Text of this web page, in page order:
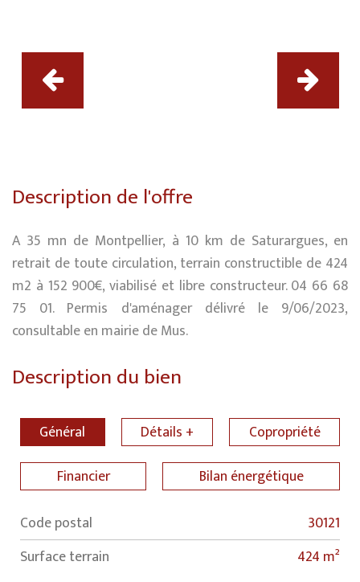
Description de l'offre
A 35 mn de Montpellier, à 10 km de Saturargues, en
retrait de toute circulation, terrain constructible de 424
m2 à 152 900€, viabilisé et libre constructeur. 04 66 68
75 01. Permis d'aménager délivré le 9/06/2023,
consultable en mairie de Mus.
Description du bien
Général Détails +
Copropriété
Financier
Bilan énergétique
Label Value
Code postal
30121
surface terrain
424 m²